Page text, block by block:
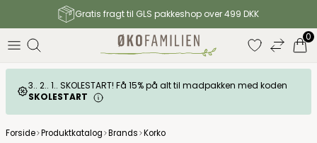
Gratis fragt til GLS pakkeshop over 499 DKK
0
3.. 2.. 1.. SKOLESTART! Få 15% på alt til madpakken med koden
SKOLESTART
Forside Produktkatalog Brands Korko